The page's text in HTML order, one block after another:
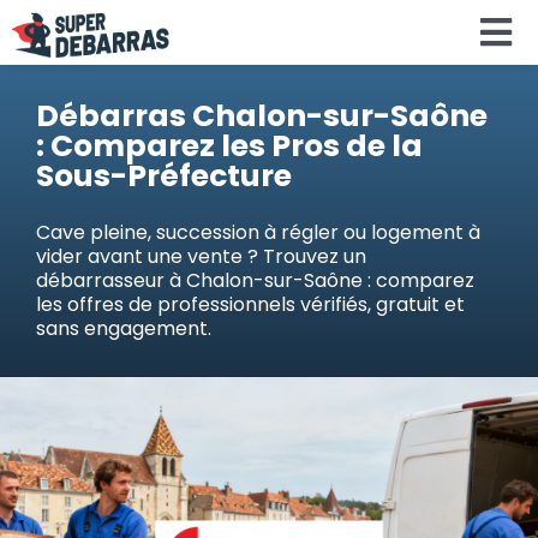
Skip
to
Accueil
Search
Débarras Chalon-sur-Saône
: Comparez les Pros de la
Sous-Préfecture
Cave pleine, succession à régler ou logement à
vider avant une vente ? Trouvez un
débarrasseur à Chalon-sur-Saône : comparez
les offres de professionnels vérifiés, gratuit et
sans engagement.